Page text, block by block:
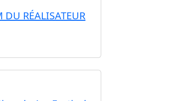
RÉALISATEUR